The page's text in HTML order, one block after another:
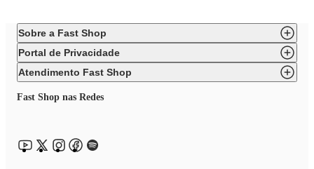
com o lote do fabricante.
Sobre a Fast Shop
Portal de Privacidade
Atendimento Fast Shop
Fast Shop nas Redes